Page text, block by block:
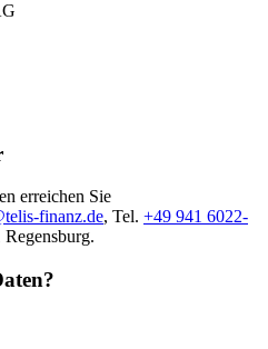
erreichen Sie
finanz.de, Tel. +49 941 6022-